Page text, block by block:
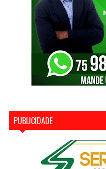
PUBLICIDADE